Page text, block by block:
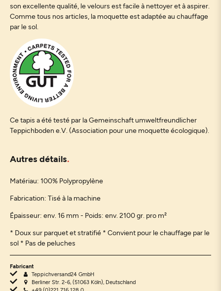
son excellente qualité, le velours est facile à nettoyer et à aspirer.
Comme tous nos articles, la moquette est adaptée au chauffage
par le sol.
Ce tapis a été testé par la Gemeinschaft umweltfreundlicher
Teppichboden e.V. (Association pour une moquette écologique).
Autres détails
Matériau: 100% Polypropylène
Fabrication: Tisé à la machine
Épaisseur: env. 16 mm - Poids: env. 2100 gr. pro m²
* Doux sur parquet et stratifié * Convient pour le chauffage par le
sol * Pas de peluches
Fabricant
Teppichversand24 GmbH
Berliner Str. 2-6, (51063 Köln), Deutschland